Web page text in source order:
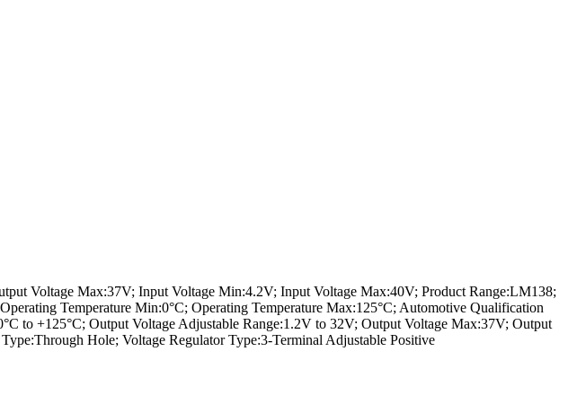
Voltage Max:37V; Input Voltage Min:4.2V; Input Voltage Max:40V; Product Range:LM138;
Temperature Min:0°C; Operating Temperature Max:125°C; Automotive Qualification
to +125°C; Output Voltage Adjustable Range:1.2V to 32V; Output Voltage Max:37V; Output
Hole; Voltage Regulator Type:3-Terminal Adjustable Positive